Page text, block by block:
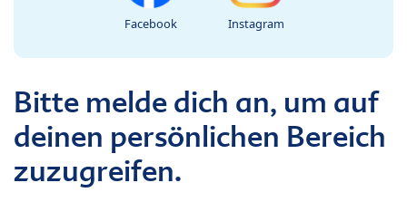
Facebook Instagram
Bitte melde dich an, um auf
deinen persönlichen Bereich
zuzugreifen.